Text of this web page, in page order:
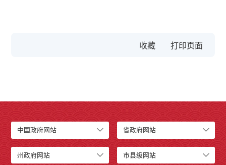
收藏
中国政府网站 省政府网站
州政府网站 市县级网站